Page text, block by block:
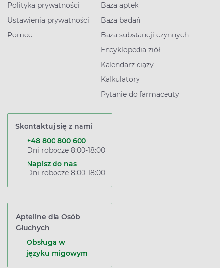
Polityka prywatności
Ustawienia prywatności
Pomoc
Baza aptek
Baza badań
Baza substancji czynnych
Encyklopedia ziół
Kalendarz ciąży
Kalkulatory
Pytanie do farmaceuty
Skontaktuj się z nami
+48 800 800 600
Dni robocze 8:00-18:00
Napisz do nas
Dni robocze 8:00-18:00
Apteline dla Osób
Głuchych
Obsługa w
języku migowym